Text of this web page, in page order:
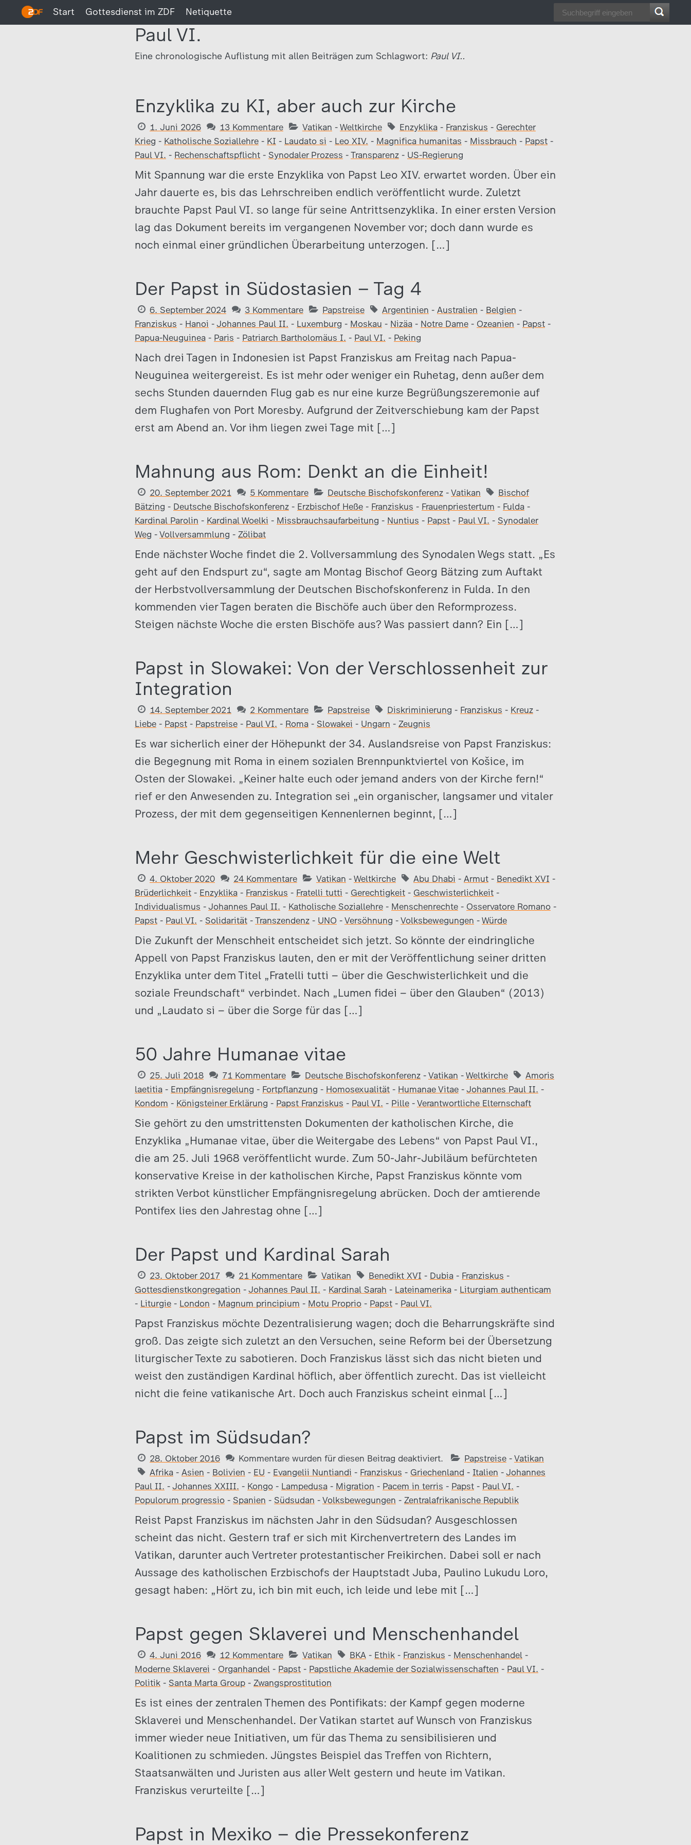
Start Gottesdienst im ZDF Netiquette
Paul VI.
Eine chronologische Auflistung mit allen Beiträgen zum Schlagwort: Paul VI..
Enzyklika zu KI, aber auch zur Kirche
1. Juni 2026 13 Kommentare Vatikan - Weltkirche Enzyklika - Franziskus - Gerechter
Krieg - Katholische Soziallehre - KI - Laudato si - Leo XIV. - Magnifica humanitas - Missbrauch - Papst -
Paul VI. - Rechenschaftspflicht - Synodaler Prozess - Transparenz - US-Regierung
Mit Spannung war die erste Enzyklika von Papst Leo XIV. erwartet worden. Über ein
Jahr dauerte es, bis das Lehrschreiben endlich veröffentlicht wurde. Zuletzt
brauchte Papst Paul VI. so lange für seine Antrittsenzyklika. In einer ersten Version
lag das Dokument bereits im vergangenen November vor; doch dann wurde es
noch einmal einer gründlichen Überarbeitung unterzogen. […]
Der Papst in Südostasien – Tag 4
6. September 2024 3 Kommentare Papstreise Argentinien - Australien - Belgien -
Franziskus - Hanoi - Johannes Paul II. - Luxemburg - Moskau - Nizäa - Notre Dame - Ozeanien - Papst -
Papua-Neuguinea - Paris - Patriarch Bartholomäus I. - Paul VI. - Peking
Nach drei Tagen in Indonesien ist Papst Franziskus am Freitag nach Papua-
Neuguinea weitergereist. Es ist mehr oder weniger ein Ruhetag, denn außer dem
sechs Stunden dauernden Flug gab es nur eine kurze Begrüßungszeremonie auf
dem Flughafen von Port Moresby. Aufgrund der Zeitverschiebung kam der Papst
erst am Abend an. Vor ihm liegen zwei Tage mit […]
Mahnung aus Rom: Denkt an die Einheit!
20. September 2021 5 Kommentare Deutsche Bischofskonferenz - Vatikan
Bischof
Bätzing - Deutsche Bischofskonferenz - Erzbischof Heße - Franziskus - Frauenpriestertum - Fulda -
Kardinal Parolin - Kardinal Woelki - Missbrauchsaufarbeitung - Nuntius - Papst - Paul VI. - Synodaler
Weg - Vollversammlung - Zölibat
Ende nächster Woche findet die 2. Vollversammlung des Synodalen Wegs statt. „Es
geht auf den Endspurt zu“, sagte am Montag Bischof Georg Bätzing zum Auftakt
der Herbstvollversammlung der Deutschen Bischofskonferenz in Fulda. In den
kommenden vier Tagen beraten die Bischöfe auch über den Reformprozess.
Steigen nächste Woche die ersten Bischöfe aus? Was passiert dann? Ein […]
Papst in Slowakei: Von der Verschlossenheit zur
Integration
14. September 2021 2 Kommentare Papstreise Diskriminierung - Franziskus - Kreuz -
Liebe - Papst - Papstreise - Paul VI. - Roma - Slowakei - Ungarn - Zeugnis
Es war sicherlich einer der Höhepunkt der 34. Auslandsreise von Papst Franziskus:
die Begegnung mit Roma in einem sozialen Brennpunktviertel von Košice, im
Osten der Slowakei. „Keiner halte euch oder jemand anders von der Kirche fern!“
rief er den Anwesenden zu. Integration sei „ein organischer, langsamer und vitaler
Prozess, der mit dem gegenseitigen Kennenlernen beginnt, […]
Mehr Geschwisterlichkeit für die eine Welt
4. Oktober 2020 24 Kommentare Vatikan - Weltkirche Abu Dhabi - Armut - Benedikt XVI -
Brüderlichkeit - Enzyklika - Franziskus - Fratelli tutti - Gerechtigkeit - Geschwisterlichkeit -
Individualismus - Johannes Paul II. - Katholische Soziallehre - Menschenrechte - Osservatore Romano -
Papst - Paul VI. - Solidarität - Transzendenz - UNO - Versöhnung - Volksbewegungen - Würde
Die Zukunft der Menschheit entscheidet sich jetzt. So könnte der eindringliche
Appell von Papst Franziskus lauten, den er mit der Veröffentlichung seiner dritten
Enzyklika unter dem Titel „Fratelli tutti – über die Geschwisterlichkeit und die
soziale Freundschaft“ verbindet. Nach „Lumen fidei – über den Glauben“ (2013)
und „Laudato si – über die Sorge für das […]
50 Jahre Humanae vitae
25. Juli 2018 71 Kommentare Deutsche Bischofskonferenz - Vatikan - Weltkirche
Amoris
laetitia - Empfängnisregelung - Fortpflanzung - Homosexualität - Humanae Vitae - Johannes Paul II. -
Kondom - Königsteiner Erklärung - Papst Franziskus - Paul VI. - Pille - Verantwortliche Elternschaft
Sie gehört zu den umstrittensten Dokumenten der katholischen Kirche, die
Enzyklika „Humanae vitae, über die Weitergabe des Lebens“ von Papst Paul VI.,
die am 25. Juli 1968 veröffentlicht wurde. Zum 50-Jahr-Jubiläum befürchteten
konservative Kreise in der katholischen Kirche, Papst Franziskus könnte vom
strikten Verbot künstlicher Empfängnisregelung abrücken. Doch der amtierende
Pontifex lies den Jahrestag ohne […]
Der Papst und Kardinal Sarah
23. Oktober 2017 21 Kommentare Vatikan Benedikt XVI - Dubia - Franziskus -
Gottesdienstkongregation - Johannes Paul II. - Kardinal Sarah - Lateinamerika - Liturgiam authenticam
- Liturgie - London - Magnum principium - Motu Proprio - Papst - Paul VI.
Papst Franziskus möchte Dezentralisierung wagen; doch die Beharrungskräfte sind
groß. Das zeigte sich zuletzt an den Versuchen, seine Reform bei der Übersetzung
liturgischer Texte zu sabotieren. Doch Franziskus lässt sich das nicht bieten und
weist den zuständigen Kardinal höflich, aber öffentlich zurecht. Das ist vielleicht
nicht die feine vatikanische Art. Doch auch Franziskus scheint einmal […]
Papst im Südsudan?
28. Oktober 2016 Kommentare wurden für diesen Beitrag deaktiviert. Papstreise - Vatikan
Afrika - Asien - Bolivien - EU - Evangelii Nuntiandi - Franziskus - Griechenland - Italien - Johannes
Paul II. - Johannes XXIII. - Kongo - Lampedusa - Migration - Pacem in terris - Papst - Paul VI. -
Populorum progressio - Spanien - Südsudan - Volksbewegungen - Zentralafrikanische Republik
Reist Papst Franziskus im nächsten Jahr in den Südsudan? Ausgeschlossen
scheint das nicht. Gestern traf er sich mit Kirchenvertretern des Landes im
Vatikan, darunter auch Vertreter protestantischer Freikirchen. Dabei soll er nach
Aussage des katholischen Erzbischofs der Hauptstadt Juba, Paulino Lukudu Loro,
gesagt haben: „Hört zu, ich bin mit euch, ich leide und lebe mit […]
Papst gegen Sklaverei und Menschenhandel
4. Juni 2016 12 Kommentare Vatikan BKA - Ethik - Franziskus - Menschenhandel -
Moderne Sklaverei - Organhandel - Papst - Papstliche Akademie der Sozialwissenschaften - Paul VI. -
Politik - Santa Marta Group - Zwangsprostitution
Es ist eines der zentralen Themen des Pontifikats: der Kampf gegen moderne
Sklaverei und Menschenhandel. Der Vatikan startet auf Wunsch von Franziskus
immer wieder neue Initiativen, um für das Thema zu sensibilisieren und
Koalitionen zu schmieden. Jüngstes Beispiel das Treffen von Richtern,
Staatsanwälten und Juristen aus aller Welt gestern und heute im Vatikan.
Franziskus verurteilte […]
Papst in Mexiko – die Pressekonferenz